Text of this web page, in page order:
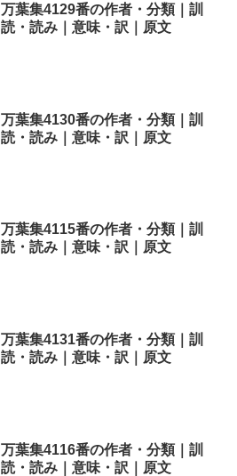
万葉集4129番の作者・分類｜訓
読・読み｜意味・訳｜原文
万葉集4130番の作者・分類｜訓
読・読み｜意味・訳｜原文
万葉集4115番の作者・分類｜訓
読・読み｜意味・訳｜原文
万葉集4131番の作者・分類｜訓
読・読み｜意味・訳｜原文
万葉集4116番の作者・分類｜訓
読・読み｜意味・訳｜原文